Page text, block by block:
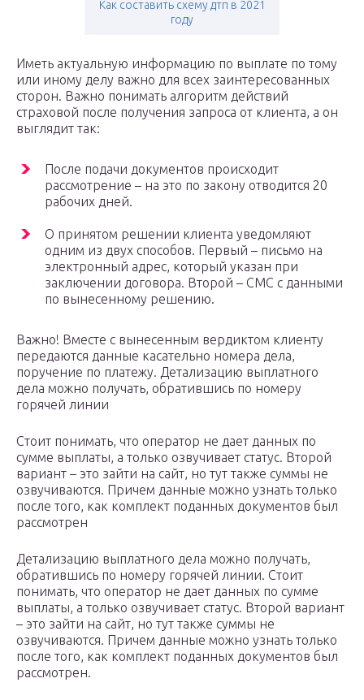
Как составить схему дтп в 2021
году
Иметь актуальную информацию по выплате по тому
или иному делу важно для всех заинтересованных
сторон. Важно понимать алгоритм действий
страховой после получения запроса от клиента, а он
выглядит так:
После подачи документов происходит
рассмотрение – на это по закону отводится 20
рабочих дней.
О принятом решении клиента уведомляют
одним из двух способов. Первый – письмо на
электронный адрес, который указан при
заключении договора. Второй – СМС с данными
по вынесенному решению.
Важно! Вместе с вынесенным вердиктом клиенту
передаются данные касательно номера дела,
поручение по платежу. Детализацию выплатного
дела можно получать, обратившись по номеру
горячей линии
Стоит понимать, что оператор не дает данных по
сумме выплаты, а только озвучивает статус. Второй
вариант – это зайти на сайт, но тут также суммы не
озвучиваются. Причем данные можно узнать только
после того, как комплект поданных документов был
рассмотрен
Детализацию выплатного дела можно получать,
обратившись по номеру горячей линии. Стоит
понимать, что оператор не дает данных по сумме
выплаты, а только озвучивает статус. Второй вариант
– это зайти на сайт, но тут также суммы не
озвучиваются. Причем данные можно узнать только
после того, как комплект поданных документов был
рассмотрен.